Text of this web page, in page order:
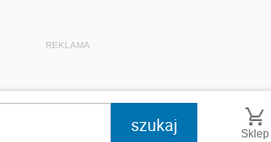
REKLAMA
Sklep